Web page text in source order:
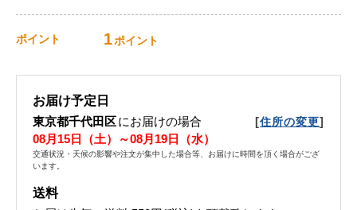
ポイント 1ポイント
お届け予定日
東京都千代田区にお届けの場合 [住所の変更]
08月15日（土）～08月19日（水）
交通状況・天候の影響や注文が集中した場合等、お届けに時間を頂く場合がござ
います。
送料